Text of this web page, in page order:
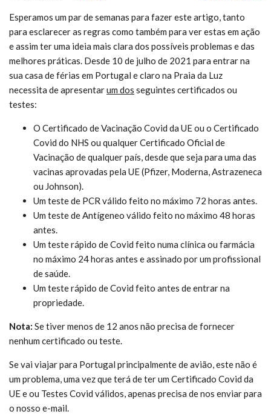
Esperamos um par de semanas para fazer este artigo, tanto
para esclarecer as regras como também para ver estas em ação
e assim ter uma ideia mais clara dos possíveis problemas e das
melhores práticas. Desde 10 de julho de 2021 para entrar na
sua casa de férias em Portugal e claro na Praia da Luz
necessita de apresentarum dos seguintes certificados ou
testes:
O Certificado de Vacinação Covid da UE ou o Certificado
Covid do NHS ou qualquer Certificado Oficial de
Vacinação de qualquer país, desde que seja para uma das
vacinas aprovadas pela UE (Pfizer, Moderna, Astrazeneca
ou Johnson).
Um teste de PCR válido feito no máximo 72 horas antes.
Um teste de Antígeneo válido feito no máximo 48 horas
antes.
Um teste rápido de Covid feito numa clínica ou farmácia
no máximo 24 horas antes e assinado por um profissional
de saúde.
Um teste rápido de Covid feito antes de entrar na
propriedade.
Nota: Se tiver menos de 12 anos não precisa de fornecer
nenhum certificado ou teste.
Se vai viajar para Portugal principalmente de avião, este não é
um problema, uma vez que terá de ter um Certificado Covid da
UE e ou Testes Covid válidos, apenas precisa de nos enviar para
o nosso e-mail.